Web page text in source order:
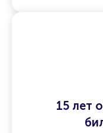
15 лет